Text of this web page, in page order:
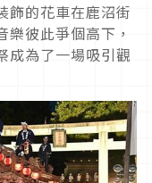
飾的花車在鹿沼街
彼此爭個高下，
成為了一場吸引觀